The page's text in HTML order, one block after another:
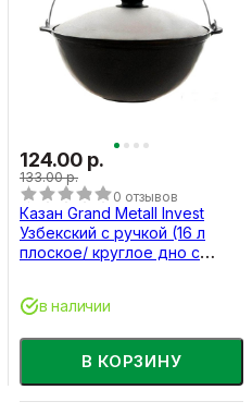
124.00 р.
133.00 р.
0 отзывов
Казан Grand Metall Invest
Узбекский с ручкой (16 л
плоское/ круглое дно с
В КОРЗИНУ
в наличии